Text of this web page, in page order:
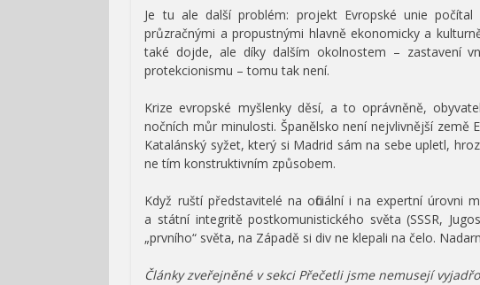
Je tu ale další problém: projekt Evropské unie
průzračnými a propustnými hlavně ekonomicky a
také dojde, ale díky dalším okolnostem – zastavení
protekcionismu – tomu tak není.
Krize evropské myšlenky děsí, a to oprávněně,
nočních můr minulosti. Španělsko není nejvlivnější země
Katalánský syžet, který si Madrid sám na sebe upletl,
ne tím konstruktivním způsobem.
Když ruští představitelé na oficiální i na expertní úrovni
a státní integritě postkomunistického světa (SSSR,
„prvního“ světa, na Západě si div ne klepali na čelo.
Články zveřejněné v sekci Přečetli jsme nemusejí